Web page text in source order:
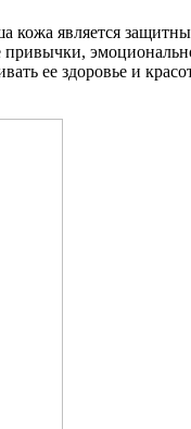
является
ее здоровье и